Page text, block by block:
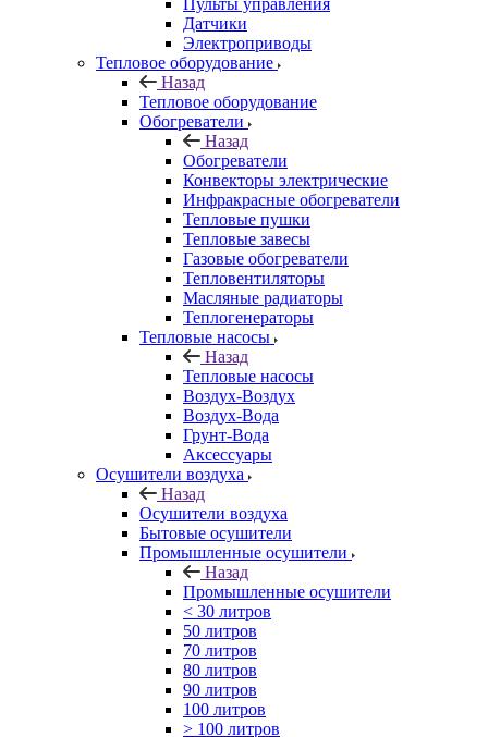
Пульты управления
Датчики
Электроприводы
Тепловое оборудование
Назад
Тепловое оборудование
Обогреватели
Назад
Обогреватели
Конвекторы электрические
Инфракрасные обогреватели
Тепловые пушки
Тепловые завесы
Газовые обогреватели
Тепловентиляторы
Масляные радиаторы
Теплогенераторы
Тепловые насосы
Назад
Тепловые насосы
Воздух-Воздух
Воздух-Вода
Грунт-Вода
Аксессуары
Осушители воздуха
Назад
Осушители воздуха
Бытовые осушители
Промышленные осушители
Назад
Промышленные осушители
< 30 литров
50 литров
70 литров
80 литров
90 литров
100 литров
> 100 литров